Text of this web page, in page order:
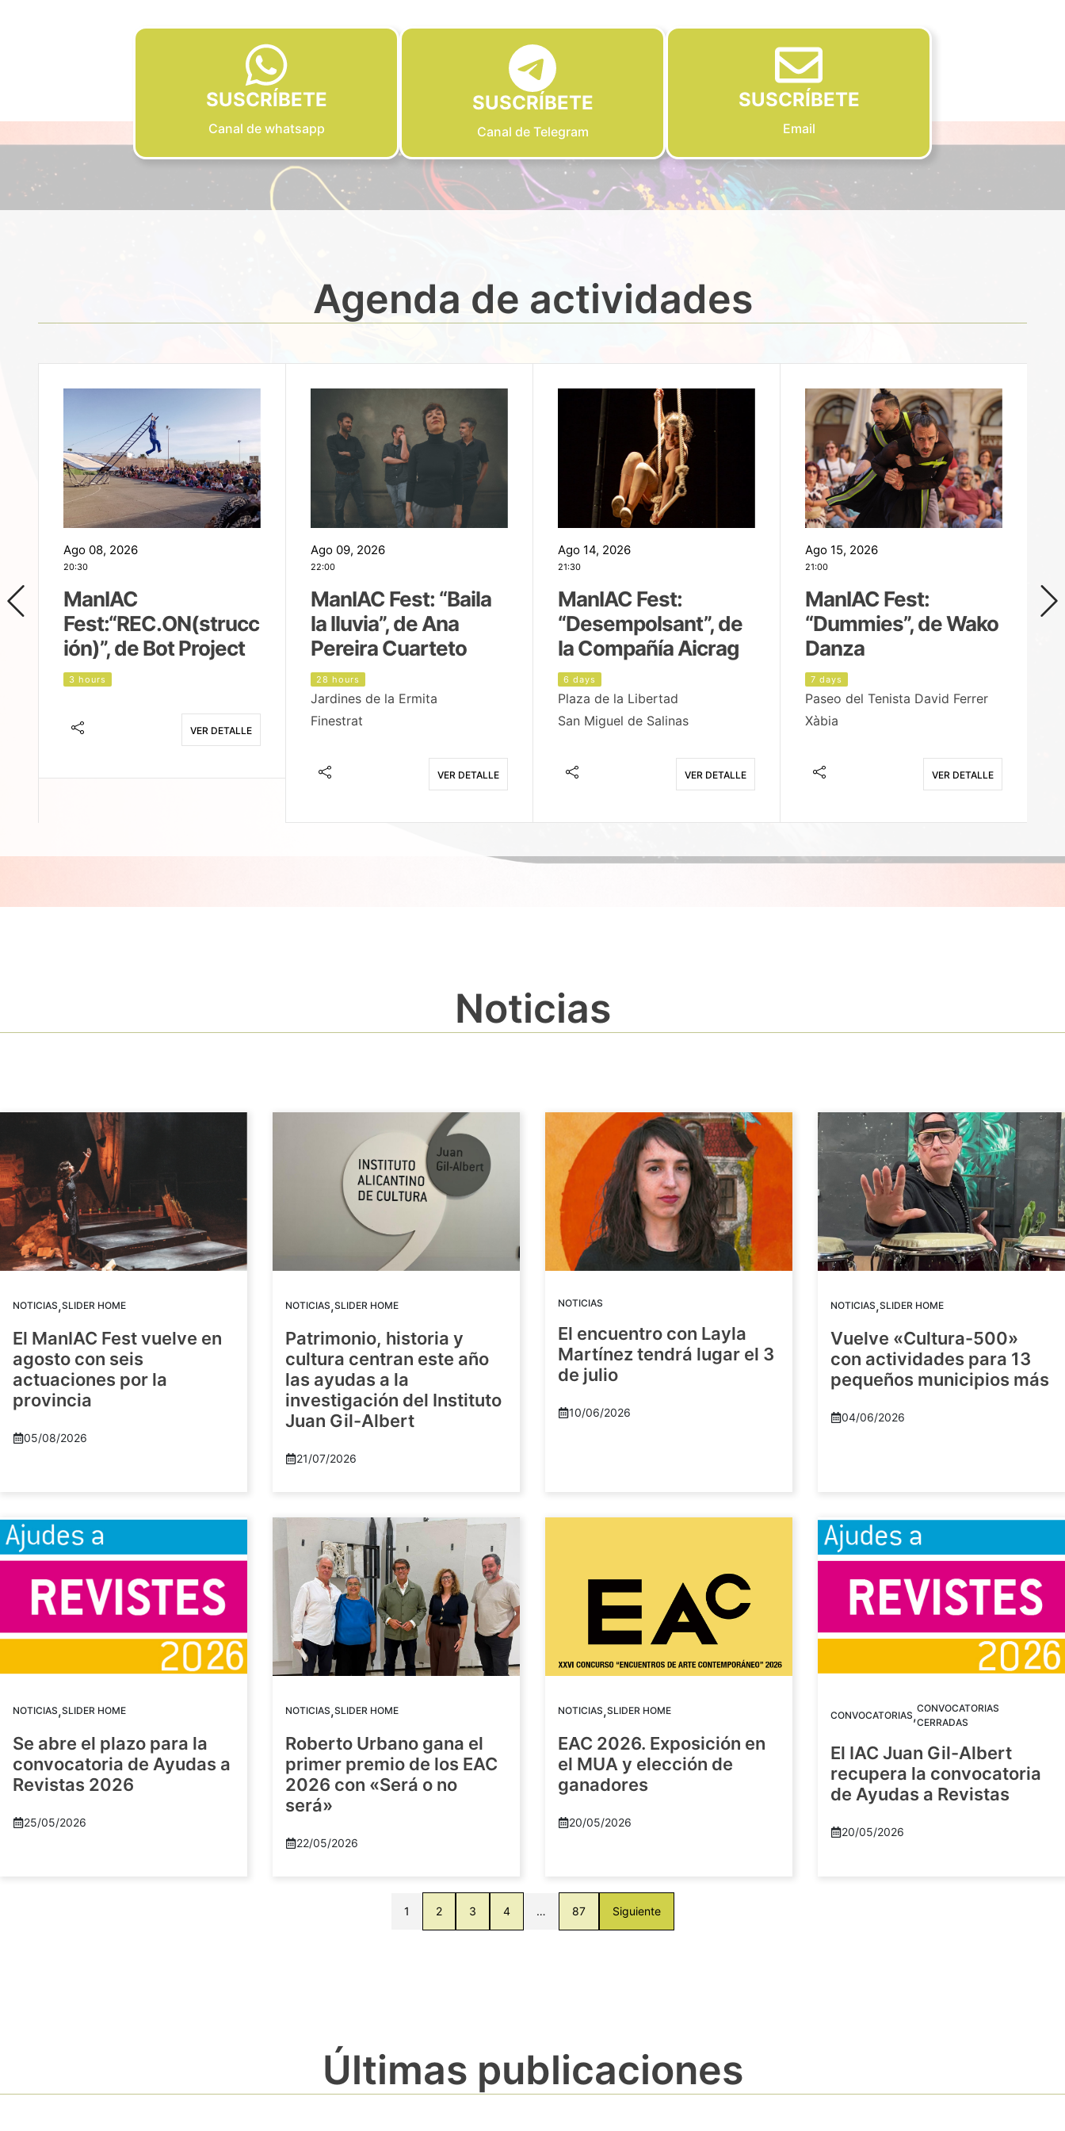
SUSCRÍBETE
Canal de whatsapp
SUSCRÍBETE
Canal de Telegram
SUSCRÍBETE
Email
Agenda de actividades
Ago 08, 2026
20:30
ManIAC
Fest:“REC.ON(strucc
ión)”, de Bot Project
3 hours
VER DETALLE
Ago 09, 2026
22:00
ManIAC Fest: “Baila
la lluvia”, de Ana
Pereira Cuarteto
28 hours
Jardines de la Ermita
Finestrat
VER DETALLE
Ago 14, 2026
21:30
ManIAC Fest:
“Desempolsant”, de
la Compañía Aicrag
6 days
Plaza de la Libertad
San Miguel de Salinas
VER DETALLE
Ago 15, 2026
21:00
ManIAC Fest:
“Dummies”, de Wako
Danza
7 days
Paseo del Tenista David Ferrer
Xàbia
VER DETALLE
Noticias
NOTICIAS,SLIDER HOME
El ManIAC Fest vuelve en
agosto con seis
actuaciones por la
provincia
05/08/2026
NOTICIAS,SLIDER HOME
Patrimonio, historia y
cultura centran este año
las ayudas a la
investigación del Instituto
Juan Gil-Albert
21/07/2026
NOTICIAS
El encuentro con Layla
Martínez tendrá lugar el 3
de julio
10/06/2026
NOTICIAS,SLIDER HOME
Vuelve «Cultura-500»
con actividades para 13
pequeños municipios más
04/06/2026
NOTICIAS,SLIDER HOME
Se abre el plazo para la
convocatoria de Ayudas a
Revistas 2026
25/05/2026
NOTICIAS,SLIDER HOME
Roberto Urbano gana el
primer premio de los EAC
2026 con «Será o no
será»
22/05/2026
NOTICIAS,SLIDER HOME
EAC 2026. Exposición en
el MUA y elección de
ganadores
20/05/2026
CONVOCATORIAS,CONVOCATORIAS
CERRADAS
El IAC Juan Gil-Albert
recupera la convocatoria
de Ayudas a Revistas
20/05/2026
1 2 3 4 … 87 Siguiente
Últimas publicaciones